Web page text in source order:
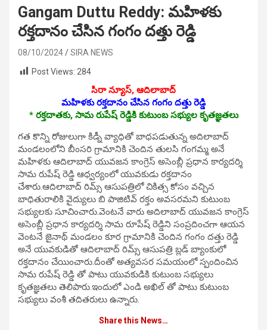
Gangam Duttu Reddy: మహిళకు
రక్తదానం చేసిన గంగం దత్తు రెడ్డి
08/10/2024
SIRA NEWS
Post Views: 284
సిరా న్యూస్, ఆదిలాబాద్‌
మహిళకు రక్తదానం చేసిన గంగం దత్తు రెడ్డి
* ర‌క్త‌దాత‌కు, సామ రుపేష్ రెడ్డికి కుటుంబ స‌భ్యుల కృత‌జ్ఞ‌త‌లు
గత కొన్ని రోజులుగా కిడ్నీ వ్యాధితో బాధపడుతున్న అదిలాబాద్
మండలంలోని బీంసరి గ్రామానికి చెందిన తులసి గంగమ్మ అనే
మహిళకు ఆదిలాబాద్ యువజన కాంగ్రెస్ అసెంబ్లీ ప్రధాన కార్యదర్శి
సామ రుపేష్ రెడ్డి ఆధ్వర్యంలో యువకుడు రక్తదానం
చేశారు.ఆదిలాబాద్ రిమ్స్ ఆసుపత్రిలో చికిత్స కోసం వచ్చిన
బాధితురాలికి వైద్యులు బి పాజిటివ్ రక్తం అవసరమని కుటుంబ
సభ్యులకు సూచించారు.వెంటనే వారు అదిలాబాద్ యువజన కాంగ్రెస్
అసెంబ్లీ ప్రధాన కార్యదర్శి సామ రూపేష్ రెడ్డిని సంప్రదించగా ఆయన
వెంటనే జైనాథ్ మండలం కూర గ్రామానికి చెందిన గంగం దత్తు రెడ్డి
అనే యువకుడితో ఆదిలాబాద్ రిమ్స్ ఆసుపత్రి బ్లడ్ బ్యాంకులో
రక్తదానం చేయించారు.దీంతో అత్యవసర సమయంలో స్పందించిన
సామ రుపేష్ రెడ్డి తో పాటు యువకుడికి కుటుంబ సభ్యులు
కృతజ్ఞతలు తెలిపారు.ఇందులో ఎండి అఖిల్ తో పాటు కుటుంబ
సభ్యులు వంశీ తదితరులు ఉన్నారు.
Share this News…